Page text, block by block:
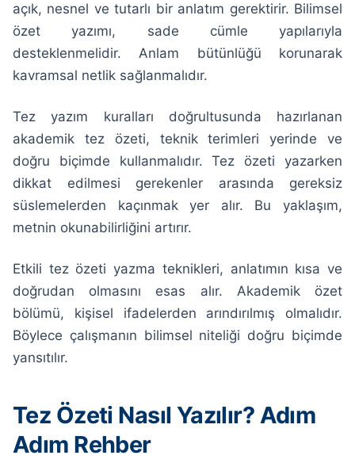
açık, nesnel ve tutarlı bir anlatım gerektirir. Bilimsel
özet yazımı, sade cümle yapılarıyla
desteklenmelidir. Anlam bütünlüğü korunarak
kavramsal netlik sağlanmalıdır.
Tez yazım kuralları doğrultusunda hazırlanan
akademik tez özeti, teknik terimleri yerinde ve
doğru biçimde kullanmalıdır. Tez özeti yazarken
dikkat edilmesi gerekenler arasında gereksiz
süslemelerden kaçınmak yer alır. Bu yaklaşım,
metnin okunabilirliğini artırır.
Etkili tez özeti yazma teknikleri, anlatımın kısa ve
doğrudan olmasını esas alır. Akademik özet
bölümü, kişisel ifadelerden arındırılmış olmalıdır.
Böylece çalışmanın bilimsel niteliği doğru biçimde
yansıtılır.
Tez Özeti Nasıl Yazılır? Adım
Adım Rehber